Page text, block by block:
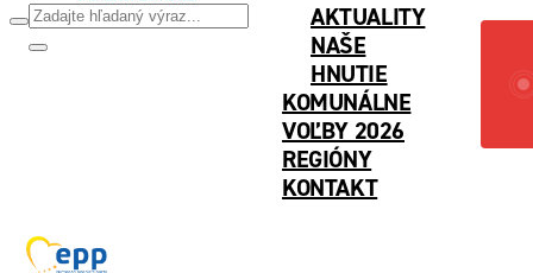
AKTUALITY
NAŠE
HNUTIE
KOMUNÁLNE
VOĽBY 2026
REGIÓNY
KONTAKT